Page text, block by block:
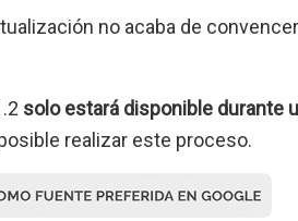
no acaba de
solo estará disponible durante
realizar este proceso.